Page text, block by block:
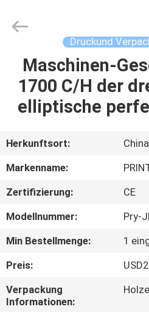
HAUS
PRODUKTE
VIDEOS
UNS
FABRIK-
AUSFLUG
Industry
Co.,Ltd.
Reserved.
Druckund
Maschinen-
1700 C/H der
elliptische
Herkunftsort:
China
Markenname:
Zertifizierung:
CE
Modellnummer:
Pry-
Min Bestellmenge:
1
Preis:
Verpackung
Informationen: